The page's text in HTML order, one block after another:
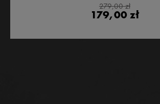
279,00 zł
179,00 zł